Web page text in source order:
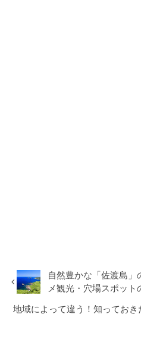
自然豊かな「佐渡島」
メ観光・穴場スポット
地域によって違う！知ってお